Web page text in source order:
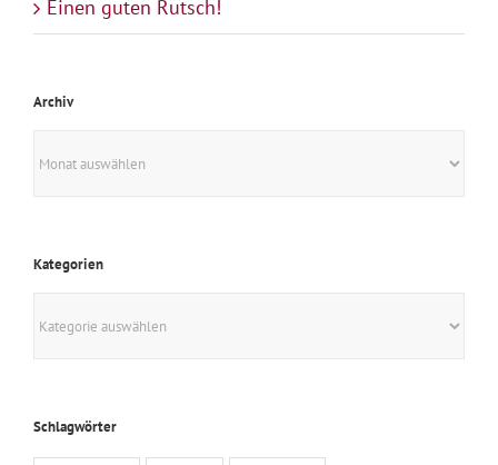
Einen guten Rutsch!
Archiv
Kategorien
Schlagwörter